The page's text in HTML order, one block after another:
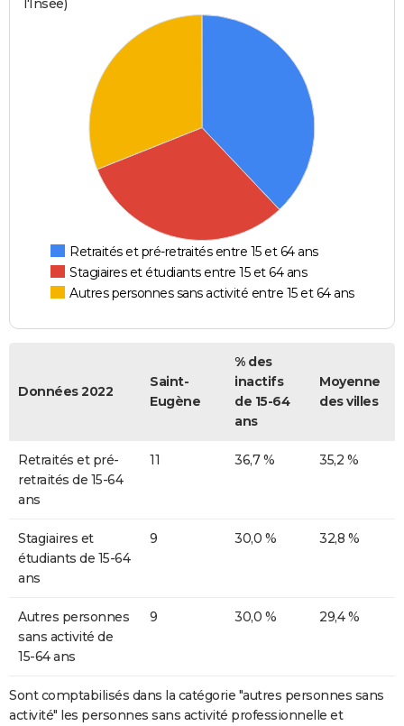
l'Insee)
Retraités et pré-retraités entre 15 et 64 ans
Stagiaires et étudiants entre 15 et 64 ans
Autres personnes sans activité entre 15 et 64 ans
Données 2022
Saint-
Eugène
% des
inactifs
de 15-64
ans
Moyenne
des villes
Retraités et pré-
retraités de 15-64
ans
11 36,7 % 35,2 %
Stagiaires et
étudiants de 15-64
ans
9 30,0 % 32,8 %
Autres personnes
sans activité de
15-64 ans
9 30,0 % 29,4 %
Sont comptabilisés dans la catégorie "autres personnes sans
activité" les personnes sans activité professionnelle et